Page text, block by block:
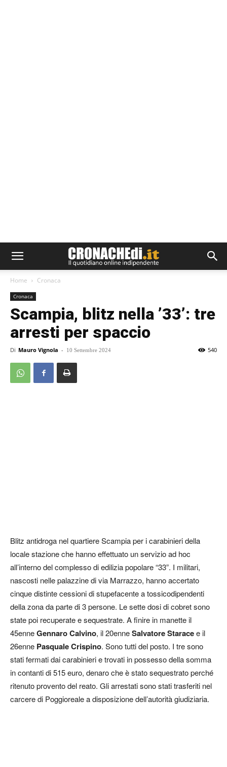
Home Cronaca
Cronaca
Scampia, blitz nella ’33’: tre
arresti per spaccio
Di Mauro Vignola - 10 Settembre 2024 540
Blitz antidroga nel quartiere Scampia per i carabinieri della
locale stazione che hanno effettuato un servizio ad hoc
all’interno del complesso di edilizia popolare “33”. I militari,
nascosti nelle palazzine di via Marrazzo, hanno accertato
cinque distinte cessioni di stupefacente a tossicodipendenti
della zona da parte di 3 persone. Le sette dosi di cobret sono
state poi recuperate e sequestrate. A finire in manette il
45enneGennaro Calvino, il 20enneSalvatore Staracee il
26enne Pasquale Crispino. Sono tutti del posto. I tre sono
stati fermati dai carabinieri e trovati in possesso della somma
in contanti di 515 euro, denaro che è stato sequestrato perché
ritenuto provento del reato. Gli arrestati sono stati trasferiti nel
carcere di Poggioreale a disposizione dell’autorità giudiziaria.